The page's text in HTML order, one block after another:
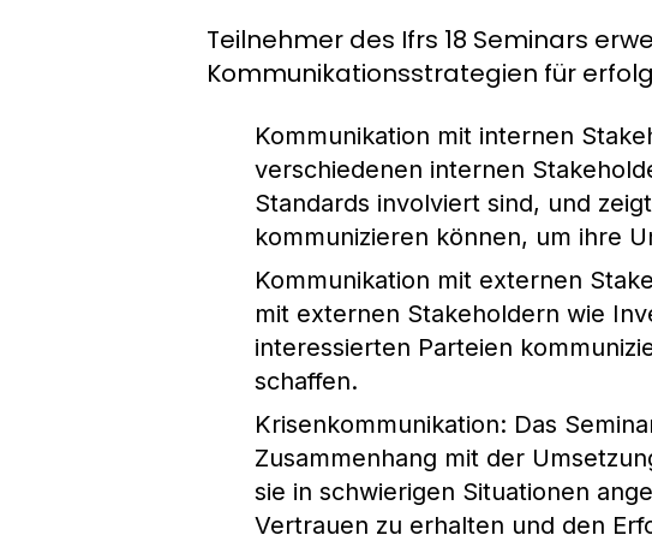
Teilnehmer des Ifrs 18 Seminars
Kommunikationsstrategien für
Kommunikation mit internen
verschiedenen internen
Standards involviert sind, und
kommunizieren können, um ihre
Kommunikation mit externen
mit externen Stakeholdern wie
interessierten Parteien
schaffen.
Krisenkommunikation: Das
Zusammenhang mit der
sie in schwierigen Situationen
Vertrauen zu erhalten und den